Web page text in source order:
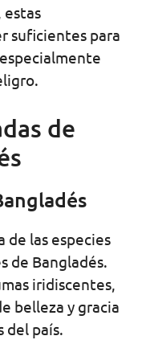
estas
suficientes para
de
de las especies
de Bangladés.
iridiscentes,
belleza y gracia
del país.